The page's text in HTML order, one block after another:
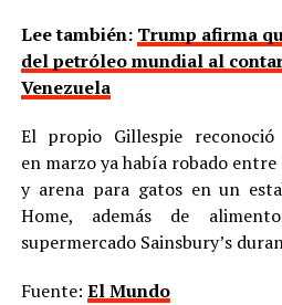
Lee también: Trump afirma
del petróleo mundial al
Venezuela
El propio Gillespie
en marzo ya había robado
y arena para gatos en un
Home, además de
supermercado Sainsbury’s
Fuente: El Mundo